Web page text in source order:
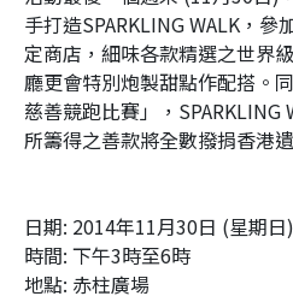
手打造SPARKLING WALK ，參
定商店，細味各款精選之世界
廳更會特別炮製甜點作配搭。
慈善競跑比賽」，SPARKLING
所籌得之善款將全數撥捐香港
日期: 2014年11月30日 (星期日)
時間: 下午3時至6時
地點: 赤柱廣場